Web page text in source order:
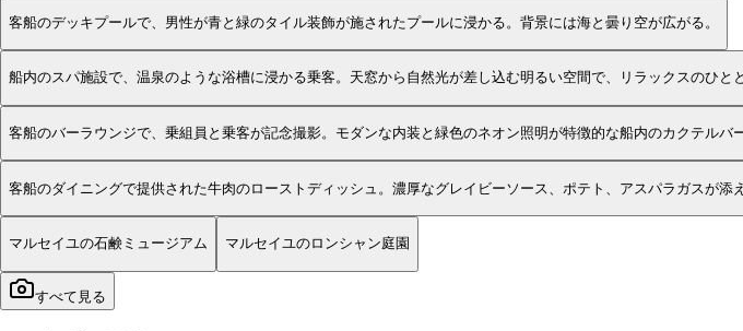
客船のデッキプールで、男性が青と緑のタイル装飾が施されたプールに浸かる。背景には海と曇り空が広がる。
船内のスパ施設で、温泉のような浴槽に浸かる乗客。天窓から自然光が差し込む明るい空間で、リラックスのひと
客船のバーラウンジで、乗組員と乗客が記念撮影。モダンな内装と緑色のネオン照明が特徴的な船内のカクテルバ
客船のダイニングで提供された牛肉のローストディッシュ。濃厚なグレイビーソース、ポテト、アスパラガスが添
マルセイユの石鹸ミュージアム マルセイユのロンシャン庭園
すべて見る